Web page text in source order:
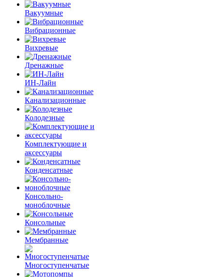
Вакуумные
Вибрационные
Вихревые
Дренажные
ИН-Лайн
Канализационные
Колодезные
Комплектующие и
аксессуары
Конденсатные
Консольно-
моноблочные
Консольные
Мембранные
Многоступенчатые